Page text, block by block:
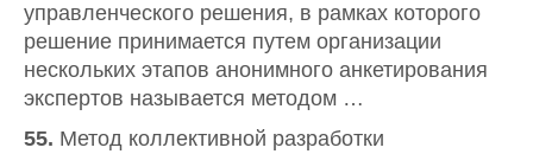
управленческого решения, в рамках которого
решение принимается путем организации
нескольких этапов анонимного анкетирования
экспертов называется методом …
55. Метод коллективной разработки